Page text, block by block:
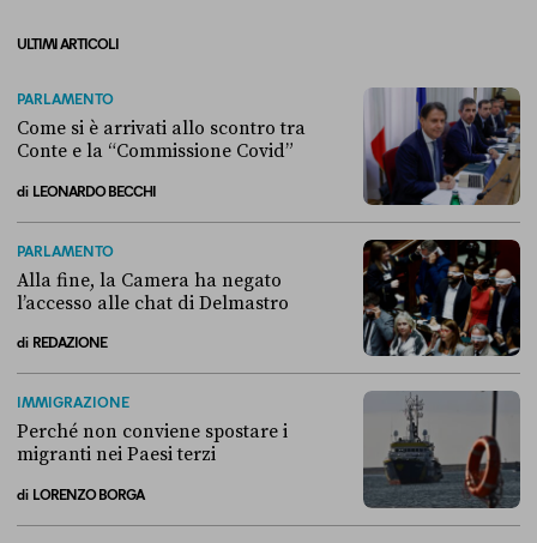
ULTIMI ARTICOLI
PARLAMENTO
Come si è arrivati allo scontro tra
Conte e la “Commissione Covid”
di LEONARDO BECCHI
PARLAMENTO
Alla fine, la Camera ha negato
l’accesso alle chat di Delmastro
di REDAZIONE
IMMIGRAZIONE
Perché non conviene spostare i
migranti nei Paesi terzi
di LORENZO BORGA